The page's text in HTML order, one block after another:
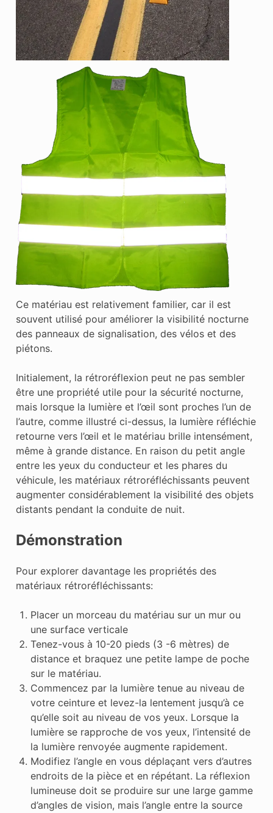
Ce matériau est relativement familier, car il est
souvent utilisé pour améliorer la visibilité nocturne
des panneaux de signalisation, des vélos et des
piétons.
Initialement, la rétroréflexion peut ne pas sembler
être une propriété utile pour la sécurité nocturne,
mais lorsque la lumière et l’œil sont proches l’un de
l’autre, comme illustré ci-dessus, la lumière réfléchie
retourne vers l’œil et le matériau brille intensément,
même à grande distance. En raison du petit angle
entre les yeux du conducteur et les phares du
véhicule, les matériaux rétroréfléchissants peuvent
augmenter considérablement la visibilité des objets
distants pendant la conduite de nuit.
Démonstration
Pour explorer davantage les propriétés des
matériaux rétroréfléchissants:
Placer un morceau du matériau sur un mur ou
une surface verticale
Tenez-vous à 10-20 pieds (3 -6 mètres) de
distance et braquez une petite lampe de poche
sur le matériau.
Commencez par la lumière tenue au niveau de
votre ceinture et levez-la lentement jusqu’à ce
qu’elle soit au niveau de vos yeux. Lorsque la
lumière se rapproche de vos yeux, l’intensité de
la lumière renvoyée augmente rapidement.
Modifiez l’angle en vous déplaçant vers d’autres
endroits de la pièce et en répétant. La réflexion
lumineuse doit se produire sur une large gamme
d’angles de vision, mais l’angle entre la source